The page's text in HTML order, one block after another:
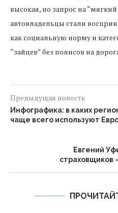
высокая, но запрос на
автовладельцы стали
как социальную норму и
“зайцев” без полисов на
Предыдущая новость
Инфографика: в каких
чаще всего используют
Евгений
страховщиков